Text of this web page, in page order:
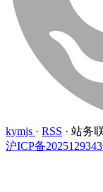
kymjs · RSS · 站务
沪ICP备